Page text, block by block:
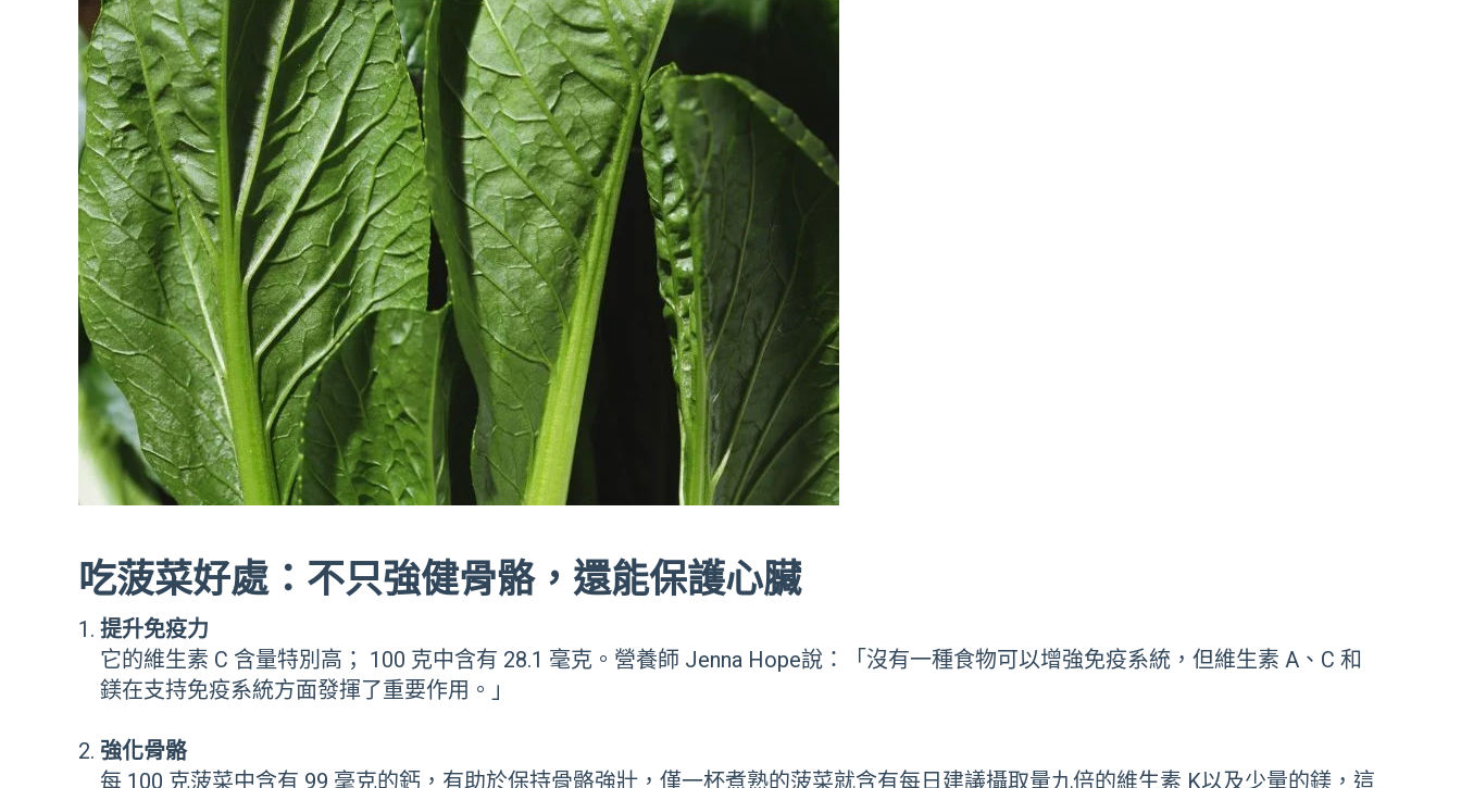
吃菠菜好處：不只強健骨骼，還能保護心臟
提升免疫力
它的維生素 C 含量特別高； 100 克中含有 28.1 毫克。營養師 Jenna Hope說：「沒有一種食物可以增強免疫系統，但維生素 A、C 和
鎂在支持免疫系統方面發揮了重要作用。」
強化骨骼
每 100 克菠菜中含有 99 毫克的鈣，有助於保持骨骼強壯，僅一杯煮熟的菠菜就含有每日建議攝取量九倍的維生素 K以及少量的鎂，這